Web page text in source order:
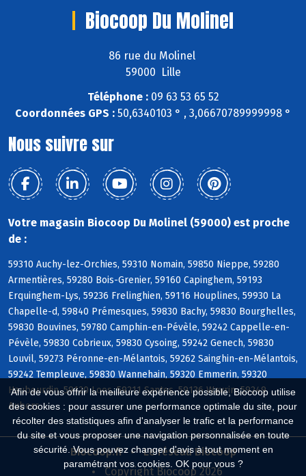
Afin de vous offrir la meilleure expérience possible, Biocoop utilise
des cookies : pour assurer une performance optimale du site, pour
récolter des statistiques afin d'analyser le trafic et la performance
du site et vous proposer une navigation personnalisée en toute
sécurité. Vous pouvez changer d'avis à tout moment en
paramétrant vos cookies. OK pour vous ?
Biocoop Du Molinel
86 rue du Molinel
59000 Lille
Téléphone :09 63 53 65 52
Coordonnées GPS : 50,6340103 ° , 3,06670789999998 °
Nous suivre sur
Votre magasin Biocoop Du Molinel (59000) est proche
de :
59310 Auchy-lez-Orchies, 59310 Nomain, 59850 Nieppe, 59280
Armentières, 59280 Bois-Grenier, 59160 Capinghem, 59193
Erquinghem-Lys, 59236 Frelinghien, 59116 Houplines, 59930 La
Chapelle-d, 59840 Prémesques, 59830 Bachy, 59830 Bourghelles,
59830 Bouvines, 59780 Camphin-en-Pévèle, 59242 Cappelle-en-
Pévèle, 59830 Cobrieux, 59830 Cysoing, 59242 Genech, 59830
Louvil, 59273 Péronne-en-Mélantois, 59262 Sainghin-en-Mélantois,
59242 Templeuve, 59830 Wannehain, 59320 Emmerin, 59320
Haubourdin, 59120 Loos, 59211 Santes, 59136 Wavrin, 59249
Aubers
Biocoop.fr
Le réseau Biocoop
Copyright Biocoop 2026